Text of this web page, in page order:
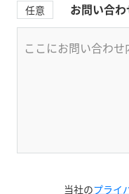
任意 お問い合
当社のプライ